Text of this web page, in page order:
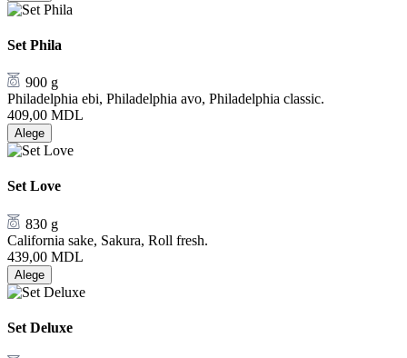
Set Phila
900 g
Philadelphia ebi, Philadelphia avo, Philadelphia classic.
409,00 MDL
Alege
Set Love
830 g
California sake, Sakura, Roll fresh.
439,00 MDL
Alege
Set Deluxe